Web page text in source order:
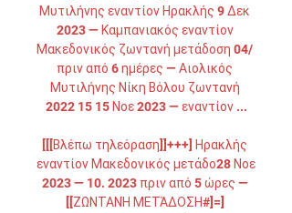
Μυτιλήνης εναντίον Ηρακλής 9 Δεκ
2023 — Καμπανιακός εναντίον
Μακεδονικός ζωντανή μετάδοση 04/
πριν από 6 ημέρες — Αιολικός
Μυτιλήνης Νίκη Βόλου ζωντανή
2022 15 15 Νοε 2023 — εναντίον ...
[[[Βλέπω τηλεόραση]]+++] Ηρακλής
εναντίον Μακεδονικός μετάδο28 Νοε
2023 — 10. 2023 πριν από 5 ώρες —
[[ΖΩΝΤΑΝΉ ΜΕΤΆΔΟΣΗ#]=]